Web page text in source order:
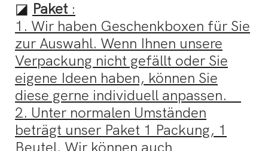
◪ Paket :
1. Wir haben Geschenkboxen für Sie
zur Auswahl. Wenn Ihnen unsere
Verpackung nicht gefällt oder Sie
eigene Ideen haben, können Sie
diese gerne individuell anpassen.
2. Unter normalen Umständen
beträgt unser Paket 1 Packung, 1
Beutel. Wir können auch